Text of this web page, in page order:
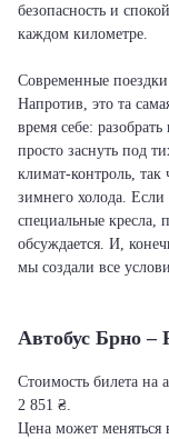
безопасность и
каждом километре.
Современные поездки
Напротив, это та
время себе:
просто заснуть под
климат-контроль,
зимнего холода.
специальные кресла,
обсуждается. И,
мы создали все
Автобус Брно –
Стоимость билета на
2 851 ₴.
Цена может меняться